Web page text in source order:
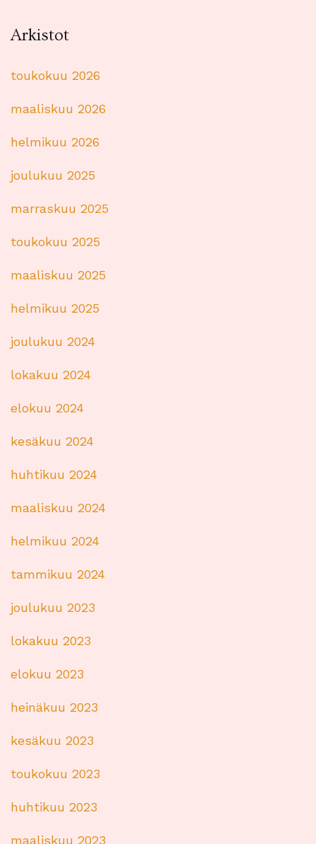
Arkistot
toukokuu 2026
maaliskuu 2026
helmikuu 2026
joulukuu 2025
marraskuu 2025
toukokuu 2025
maaliskuu 2025
helmikuu 2025
joulukuu 2024
lokakuu 2024
elokuu 2024
kesäkuu 2024
huhtikuu 2024
maaliskuu 2024
helmikuu 2024
tammikuu 2024
joulukuu 2023
lokakuu 2023
elokuu 2023
heinäkuu 2023
kesäkuu 2023
toukokuu 2023
huhtikuu 2023
maaliskuu 2023